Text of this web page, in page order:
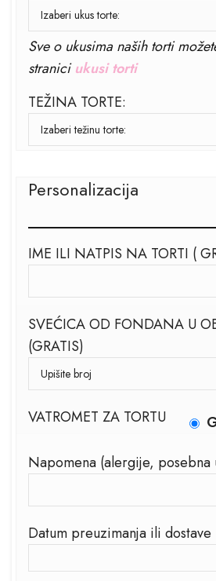
Sve o ukusima naših torti
straniciukusi torti
TEŽINA TORTE:
Personalizacija
IME ILI NATPIS NA TORTI (
SVEĆICA OD FONDANA U
(GRATIS)
VATROMET ZA TORTU
Napomena (alergije, posebna
Datum preuzimanja ili dostave